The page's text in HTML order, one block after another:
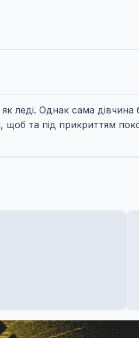
леді. Однак сама дівчина
, щоб та під прикриттям